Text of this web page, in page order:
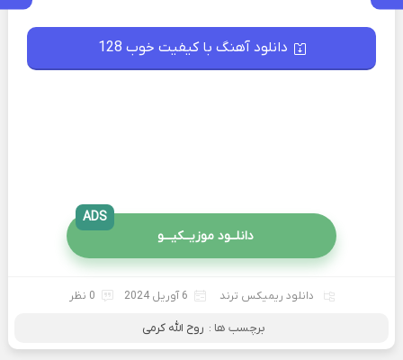
دانلود آهنگ با کیفیت خوب 128
دانلــود موزیــکیـــو
ADS
دانلود ریمیکس ترند 6 آوریل 2024 0 نظر
برچسب ها : روح الله کرمی